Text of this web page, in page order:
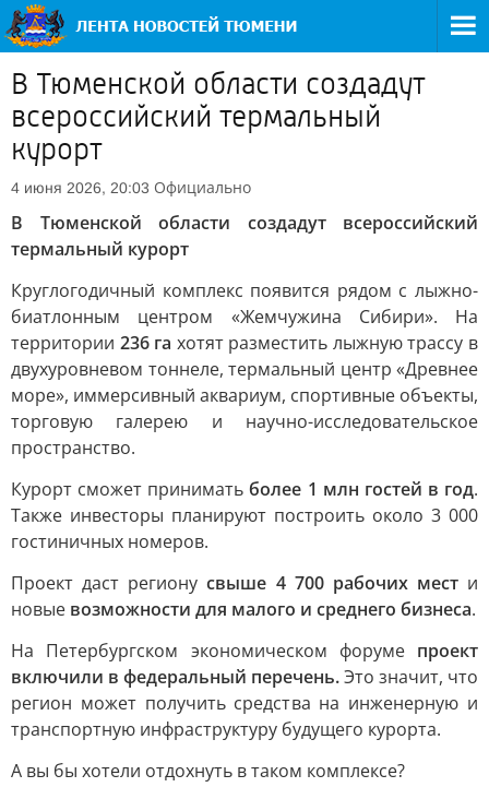
В Тюменской области создадут
всероссийский термальный
курорт
4 июня 2026, 20:03 Официально
В Тюменской области создадут всероссийский
термальный курорт
Круглогодичный комплекс появится рядом с лыжно-
биатлонным центром «Жемчужина Сибири». На
территории 236 га хотят разместить лыжную трассу в
двухуровневом тоннеле, термальный центр «Древнее
море», иммерсивный аквариум, спортивные объекты,
торговую галерею и научно-исследовательское
пространство.
Курорт сможет приниматьболее 1 млн гостей в год.
Также инвесторы планируют построить около 3 000
гостиничных номеров.
Проект даст регионусвыше 4 700 рабочих мести
новые возможности для малого и среднего бизнеса.
На Петербургском экономическом форуме проект
включили в федеральный перечень.Это значит, что
регион может получить средства на инженерную и
транспортную инфраструктуру будущего курорта.
А вы бы хотели отдохнуть в таком комплексе?